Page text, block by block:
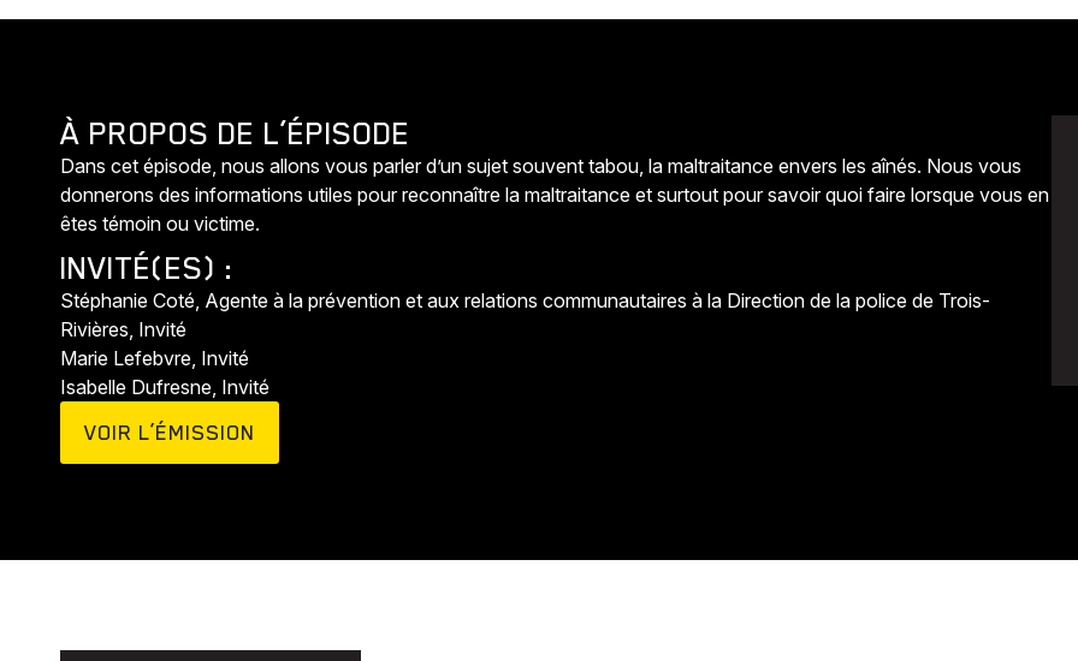
Animaux Avenir Bingo Communauté Culture
À PROPOS DE L’ÉPISODE
Dans cet épisode, nous allons vous parler d’un sujet souvent tabou, la maltraitance envers les aînés. Nous vous
donnerons des informations utiles pour reconnaître la maltraitance et surtout pour savoir quoi faire lorsque vous en
êtes témoin ou victime.
INVITÉ(ES) :
Stéphanie Coté, Agente à la prévention et aux relations communautaires à la Direction de la police de Trois-
Rivières, Invité
Marie Lefebvre, Invité
Isabelle Dufresne, Invité
VOIR L’ÉMISSION